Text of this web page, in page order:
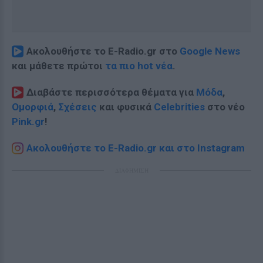
Ακολουθήστε το E-Radio.gr στο Google News
και μάθετε πρώτοι τα πιο hot νέα.
Διαβάστε περισσότερα θέματα για Μόδα,
Ομορφιά, Σχέσεις και φυσικά Celebrities στο νέο
Pink.gr!
Ακολουθήστε το E-Radio.gr και στο Instagram